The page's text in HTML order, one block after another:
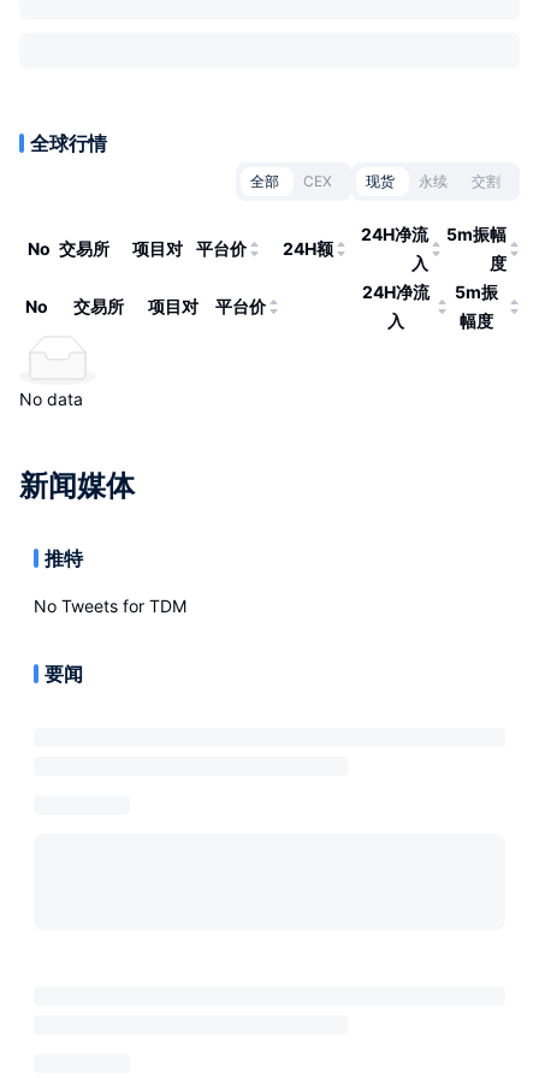
全球行情
全部 CEX 现货 永续 交割
No 交易所 项目对 平台价 24H额
24H净流
入
5m振幅
度
No 交易所 项目对 平台价
24H净流
入
5m振
幅度
No data
新闻媒体
推特
No Tweets for TDM
要闻